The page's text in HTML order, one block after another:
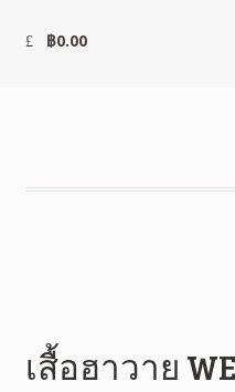
฿0.00
เสื้อฮาวาย